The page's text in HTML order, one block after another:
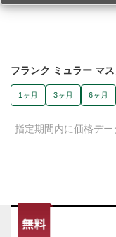
フランク ミュラー マ
1ヶ月 3ヶ月 6ヶ月
指定期間内に価格デ